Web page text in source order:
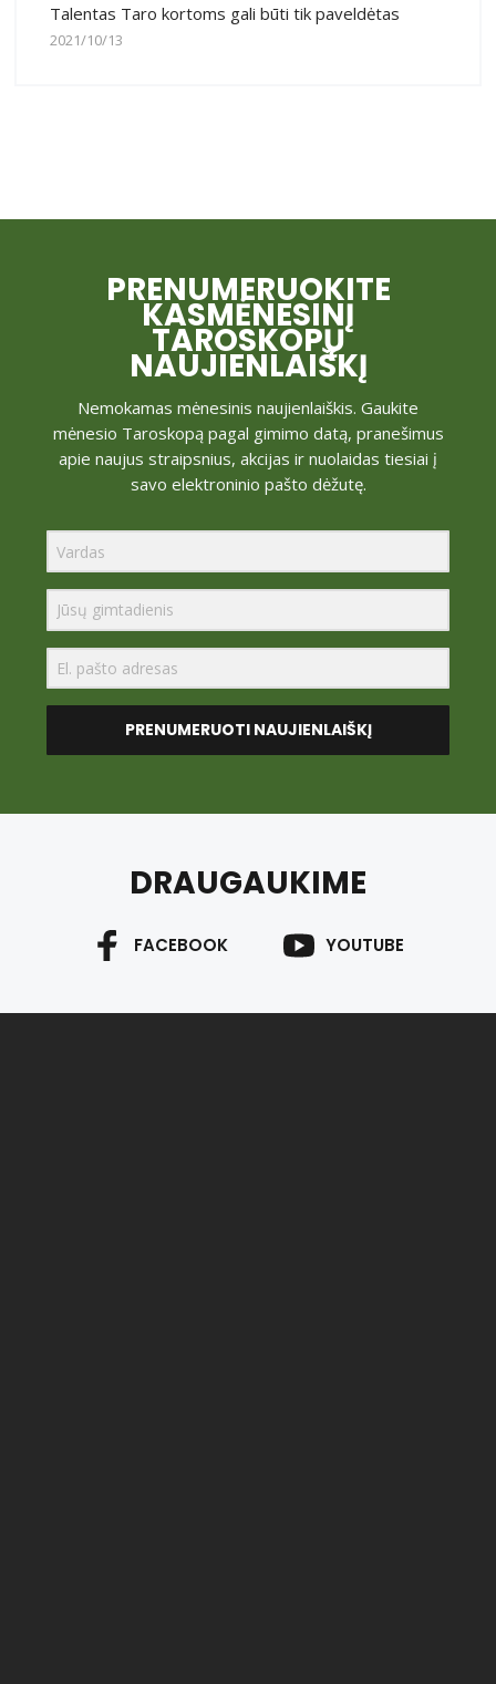
Talentas Taro kortoms gali būti tik paveldėtas
2021/10/13
PRENUMERUOKITE
KASMĖNESINĮ
TAROSKOPŲ
NAUJIENLAIŠKĮ
Nemokamas mėnesinis naujienlaiškis. Gaukite
mėnesio Taroskopą pagal gimimo datą, pranešimus
apie naujus straipsnius, akcijas ir nuolaidas tiesiai į
savo elektroninio pašto dėžutę.
PRENUMERUOTI NAUJIENLAIŠKĮ
DRAUGAUKIME
FACEBOOK YOUTUBE